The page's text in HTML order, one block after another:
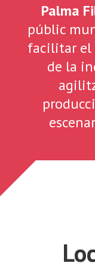
Palma
públic
facilitar el
de la